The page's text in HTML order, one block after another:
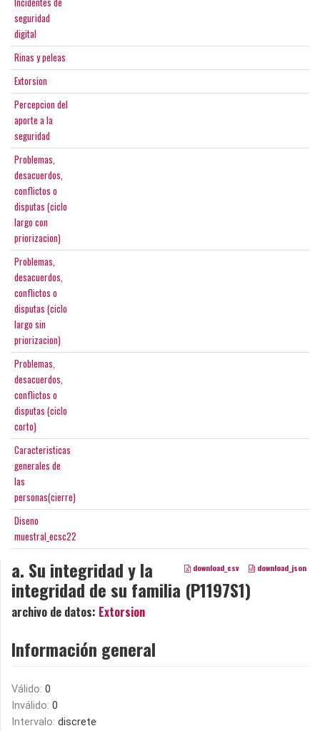
seguridad
digital
Rinas y peleas
Extorsion
Percepcion del
aporte a la
seguridad
Problemas,
desacuerdos,
conflictos o
disputas (ciclo
largo con
priorizacion)
Problemas,
desacuerdos,
conflictos o
disputas (ciclo
largo sin
priorizacion)
Problemas,
desacuerdos,
conflictos o
disputas (ciclo
corto)
Caracteristicas
generales de
las
personas(cierre)
Diseno
muestral_ecsc22
download_csv download_json
a. Su integridad y la
integridad de su familia (P1197S1)
archivo de datos: Extorsion
Información general
Válido: 0
Inválido: 0
Intervalo: discrete